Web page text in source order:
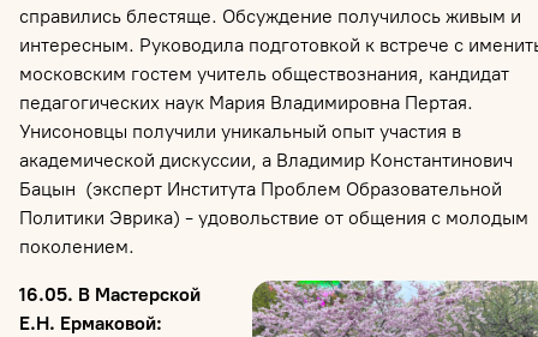
справились блестяще. Обсуждение получилось живым и
интересным. Руководила подготовкой к встрече с
московским гостем учитель обществознания, кандидат
педагогических наук Мария Владимировна Пертая.
Унисоновцы получили уникальный опыт участия в
академической дискуссии, а Владимир Константинович
Бацын (эксперт Института Проблем Образовательной
Политики Эврика) - удовольствие от общения с молодым
поколением.
16.05. В Мастерской
Е.Н. Ермаковой: